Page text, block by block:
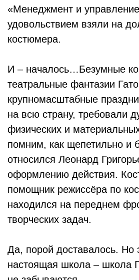
«Менеджмент и
удовольствием взяли на
костюмера.
И – началось…Безумные
театральные фантазии
крупномасштабные
на всю страну, требовали
физических и
помним, как щепетильно и
относился Леонард
оформлению действия.
помощник режиссёра по
находился на переднем
творческих задач.
Да, порой доставалось. Но
настоящая школа – школа